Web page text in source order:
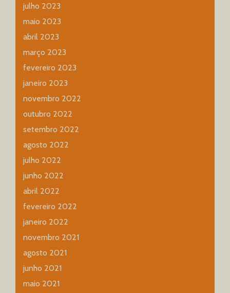
julho 2023
maio 2023
abril 2023
março 2023
fevereiro 2023
janeiro 2023
novembro 2022
outubro 2022
setembro 2022
agosto 2022
julho 2022
junho 2022
abril 2022
fevereiro 2022
janeiro 2022
novembro 2021
agosto 2021
junho 2021
maio 2021